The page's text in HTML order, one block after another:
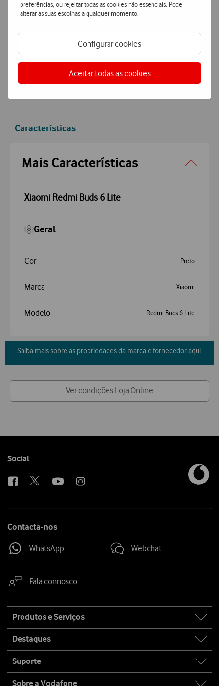
preferências, ou rejeitar todas as cookies não essenciais. Pode
alterar as suas escolhas a qualquer momento.
Configurar cookies
Aceitar todas as cookies
Encomende hoje antes das 16h e receba no dia útil
seguinteou receba em loja.
Pagamentosimples e seguro
Pague de forma segura com MBWay ou Cartão de Crédito.
Características
Accordeon
Mais Características
Xiaomi Redmi Buds 6 Lite
Geral
Cor Preto
Marca Xiaomi
Modelo Redmi Buds 6 Lite
Saiba mais sobre as propriedades da marca e fornecedoraqui.
Ver condições Loja Online
Follow
Social
Contacta-nos
WhatsApp Webchat
Fala connosco
map
Produtos e Serviços
Destaques
Suporte
Sobre a Vodafone